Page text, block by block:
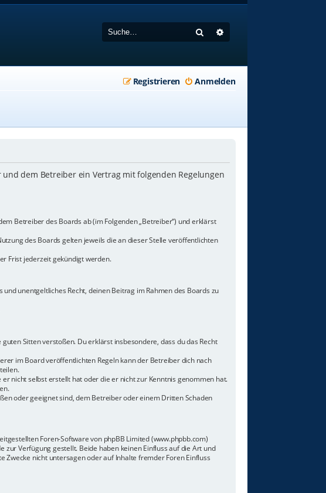
Suche
Anmelden
Registrieren
dem Betreiber ein Vertrag mit folgenden Regelungen
Betreiber des Boards ab (im Folgenden „Betreiber“) und erklärst
des Boards gelten jeweils die an dieser Stelle veröffentlichten
Frist jederzeit gekündigt werden.
unentgeltliches Recht, deinen Beitrag im Rahmen des Boards zu
Sitten verstoßen. Du erklärst insbesondere, dass du das Recht
im Board veröffentlichten Regeln kann der Betreiber dich nach
nicht selbst erstellt hat oder die er nicht zur Kenntnis genommen hat.
oder geeignet sind, dem Betreiber oder einem Dritten Schaden
Foren-Software von phpBB Limited (www.phpbb.com)
Verfügung gestellt. Beide haben keinen Einfluss auf die Art und
nicht untersagen oder auf Inhalte fremder Foren Einfluss